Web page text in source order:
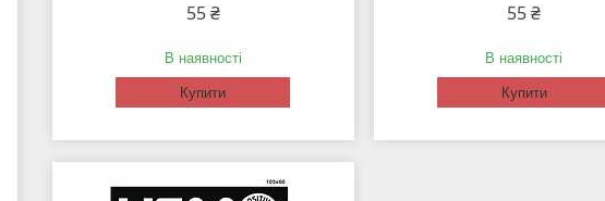
55 ₴
В наявності
Купити
55 ₴
В наявності
Купити